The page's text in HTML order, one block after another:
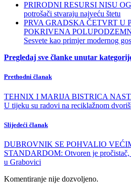
PRIRODNI RESURSI NISU
potrošači stvaraju najveću štetu
PRVA GRADSKA ČETVRT U
POKRIVENA
Sesvete kao primjer modernog
Pregledaj sve članke unutar
Prethodni članak
TEHNIX I MARIJA BISTRICA
U tijeku su radovi na reciklažnom
Slijedeći članak
DUBROVNIK SE POHVALIO
STANDARDOM: Otvoren je pročistač,
u Grabovici
Komentiranje nije dozvoljeno.